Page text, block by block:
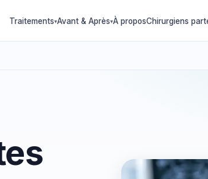
Traitements▾Avant & Après▾À proposChirurgiens